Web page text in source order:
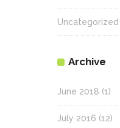
Uncategorized
Archive
June 2018 (1)
July 2016 (12)